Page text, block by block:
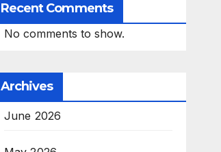
Recent Comments
No comments to show.
Archives
June 2026